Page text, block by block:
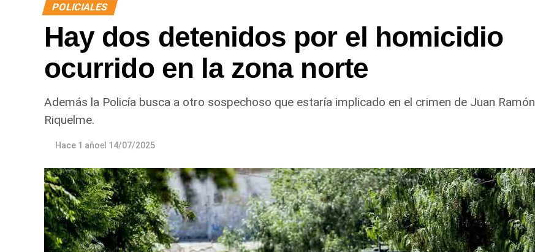
POLICIALES
Hay dos detenidos por el homicidio
ocurrido en la zona norte
Además la Policía busca a otro sospechoso que estaría implicado en el crimen de Juan Ramón
Riquelme.
Hace 1 añoel 14/07/2025